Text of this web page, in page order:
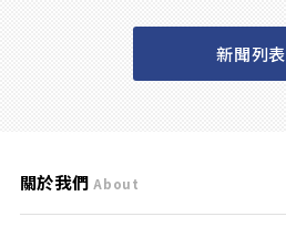
新聞列表
關於我們 About